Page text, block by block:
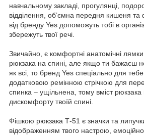
навчальному закладі, прогулянці,
відділення, об’ємна передня кишеня
від бренду Yes допоможуть тобі в
збережуть твої речі.
Звичайно, є комфортні анатомічні
рюкзака на спині, але якщо ти бажаєш
як всі, то бренд Yes спеціально для
додатковою ремінною стрічкою для
спинка – ущільнена, тому вміст
дискомфорту твоїй спині.
Фішкою рюкзака Т-51 є значки та
відображенням твого настрою,